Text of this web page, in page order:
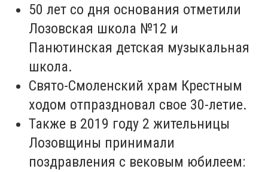
50 лет со дня основания отметили
Лозовская школа №12 и
Панютинская детская музыкальная
школа.
Свято-Смоленский храм Крестным
ходом отпраздновал свое 30-летие.
Также в 2019 году 2 жительницы
Лозовщины принимали
поздравления с вековым юбилеем: